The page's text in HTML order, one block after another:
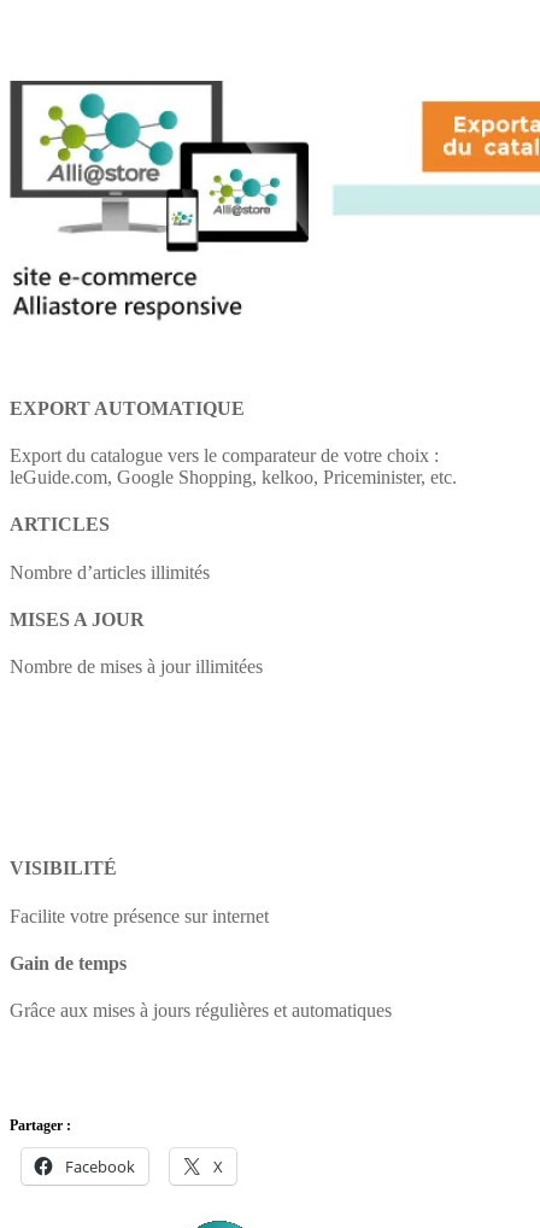
EXPORT AUTOMATIQUE
Export du catalogue vers le comparateur de votre choix :
leGuide.com, Google Shopping, kelkoo, Priceminister, etc.
ARTICLES
Nombre d’articles illimités
MISES A JOUR
Nombre de mises à jour illimitées
VISIBILITÉ
Facilite votre présence sur internet
Gain de temps
Grâce aux mises à jours régulières et automatiques
Partager :
Facebook X